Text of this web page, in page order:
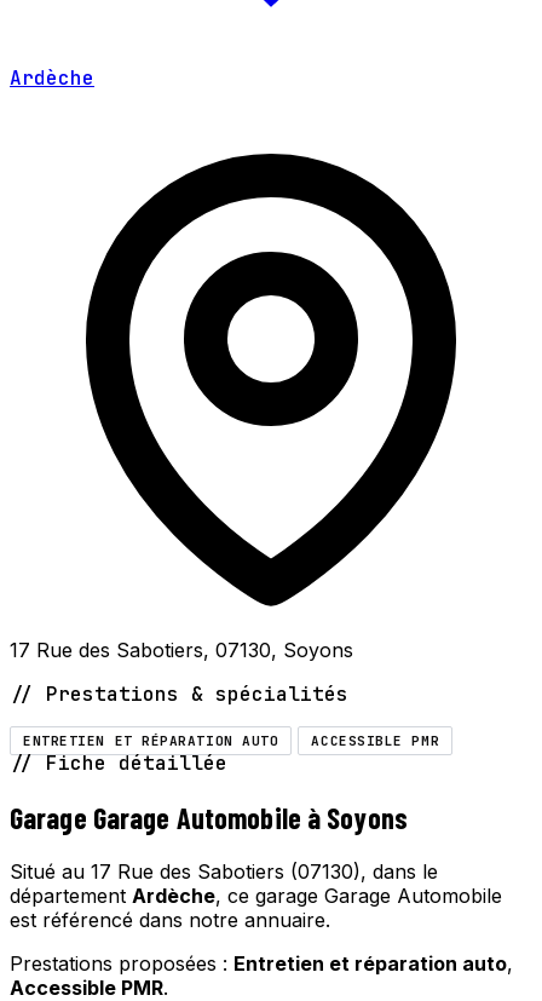
Ardèche
17 Rue des Sabotiers, 07130, Soyons
// Prestations & spécialités
ENTRETIEN ET RÉPARATION AUTO ACCESSIBLE PMR
// Fiche détaillée
Garage Garage Automobile à Soyons
Situé au 17 Rue des Sabotiers (07130), dans le
département Ardèche, ce garage Garage Automobile
est référencé dans notre annuaire.
Prestations proposées : Entretien et réparation auto,
Accessible PMR.